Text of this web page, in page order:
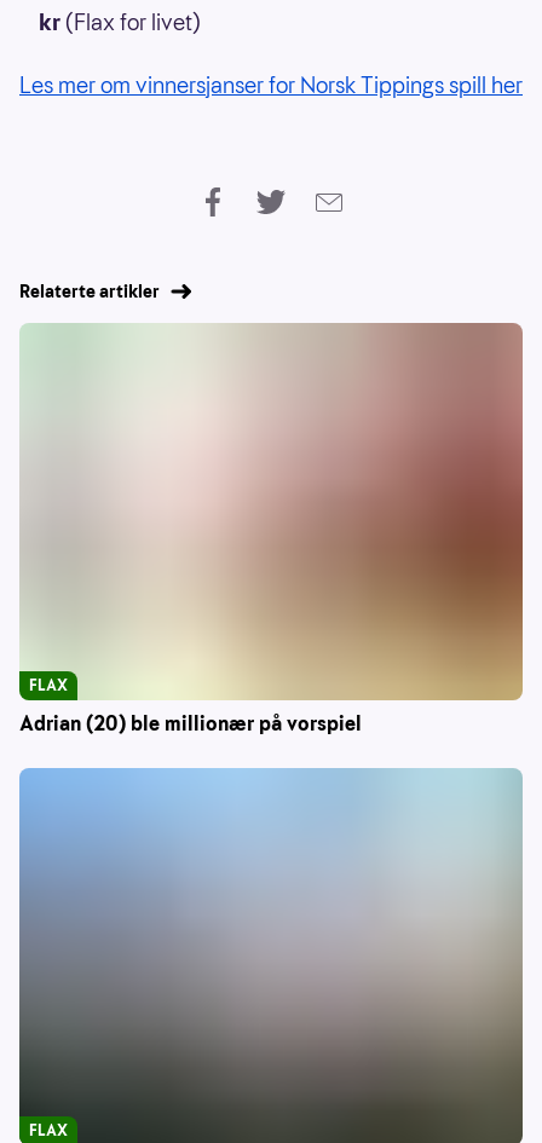
kr (Flax for livet)
Les mer om vinnersjanser for Norsk Tippings spill her
Relaterte artikler
Adrian (20) ble millionær på vorspiel
FLAX
FLAX